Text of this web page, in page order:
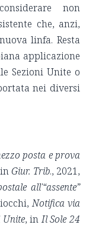
non
che, anzi,
linfa. Resta
applicazione
Sezioni Unite o
nei diversi
posta e prova
inGiur. Trib., 2021,
all'“assente”
Notifica via
Unite, inIl Sole 24